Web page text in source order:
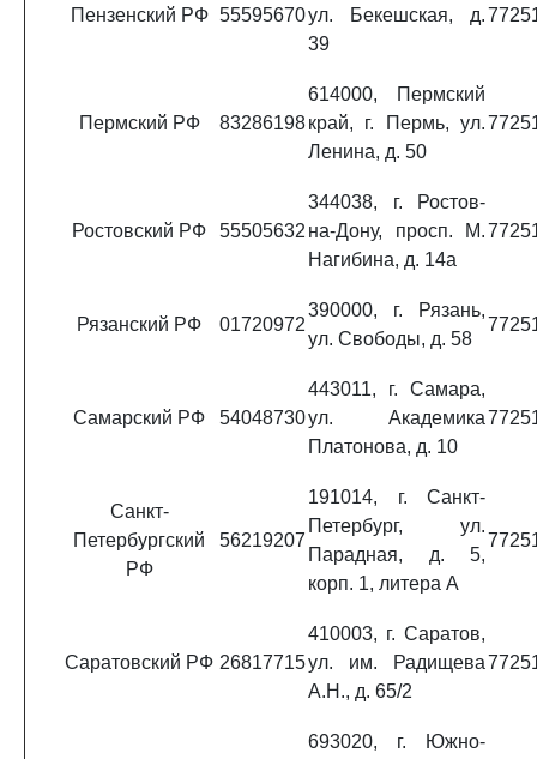
Пензенский РФ 55595670ул. Бекешская, д.
39
Пермский РФ 83286198
614000, Пермский
край, г. Пермь, ул.
Ленина, д. 50
Ростовский РФ 55505632
344038, г. Ростов-
на-Дону, просп. М.
Нагибина, д. 14а
Рязанский РФ 01720972
390000, г. Рязань,
ул. Свободы, д. 58
Самарский РФ 54048730
443011, г. Самара,
ул. Академика
Платонова, д. 10
Санкт-
Петербургский
РФ
56219207
191014, г. Санкт-
Петербург, ул.
Парадная, д. 5,
корп. 1, литера А
Саратовский РФ 26817715
410003, г. Саратов,
ул. им. Радищева
А.Н., д. 65/2
693020, г. Южно-